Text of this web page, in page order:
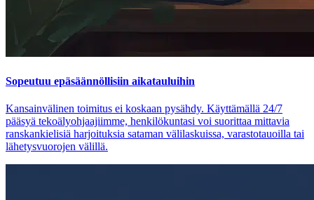
Sopeutuu epäsäännöllisiin aikatauluihin
Kansainvälinen toimitus ei koskaan pysähdy. Käyttämällä 24/7
pääsyä tekoälyohjaajiimme, henkilökuntasi voi suorittaa mittavia
ranskankielisiä harjoituksia sataman välilaskuissa, varastotauoilla tai
lähetysvuorojen välillä.